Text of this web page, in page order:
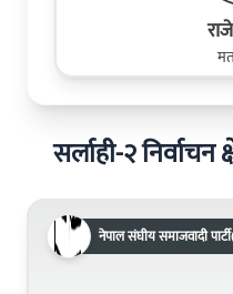
सर्लाही-२
नेपाल संघीय समाजवादी